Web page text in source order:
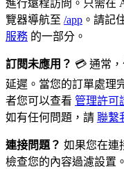
進行遠程訪問。只需在
覽器導航至 /app 。請記
服務 的一部分。
訂閱未應用？ 💳 通常
延遲。當您的訂單處理
者您可以查看 管理許可
如有任何問題，請 聯繫
連接問題？ 如果您在連
檢查您的內容過濾設置